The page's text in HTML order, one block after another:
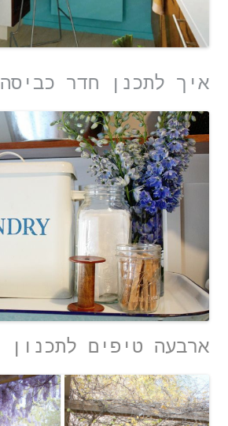
איך לתכנן חדר כביסה
ארבעה טיפים לתכנון